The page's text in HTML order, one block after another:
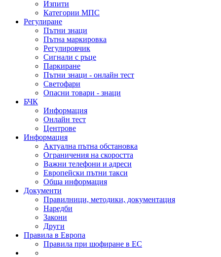
Изпити
Категории МПС
Регулиране
Пътни знаци
Пътна маркировка
Регулировчик
Сигнали с ръце
Паркиране
Пътни знаци - онлайн тест
Светофари
Опасни товари - знаци
БЧК
Информация
Онлайн тест
Центрове
Информация
Актуална пътна обстановка
Ограничения на скоростта
Важни телефони и адреси
Европейски пътни такси
Обща информация
Документи
Правилници, методики, документация
Наредби
Закони
Други
Правила в Европа
Правила при шофиране в ЕС